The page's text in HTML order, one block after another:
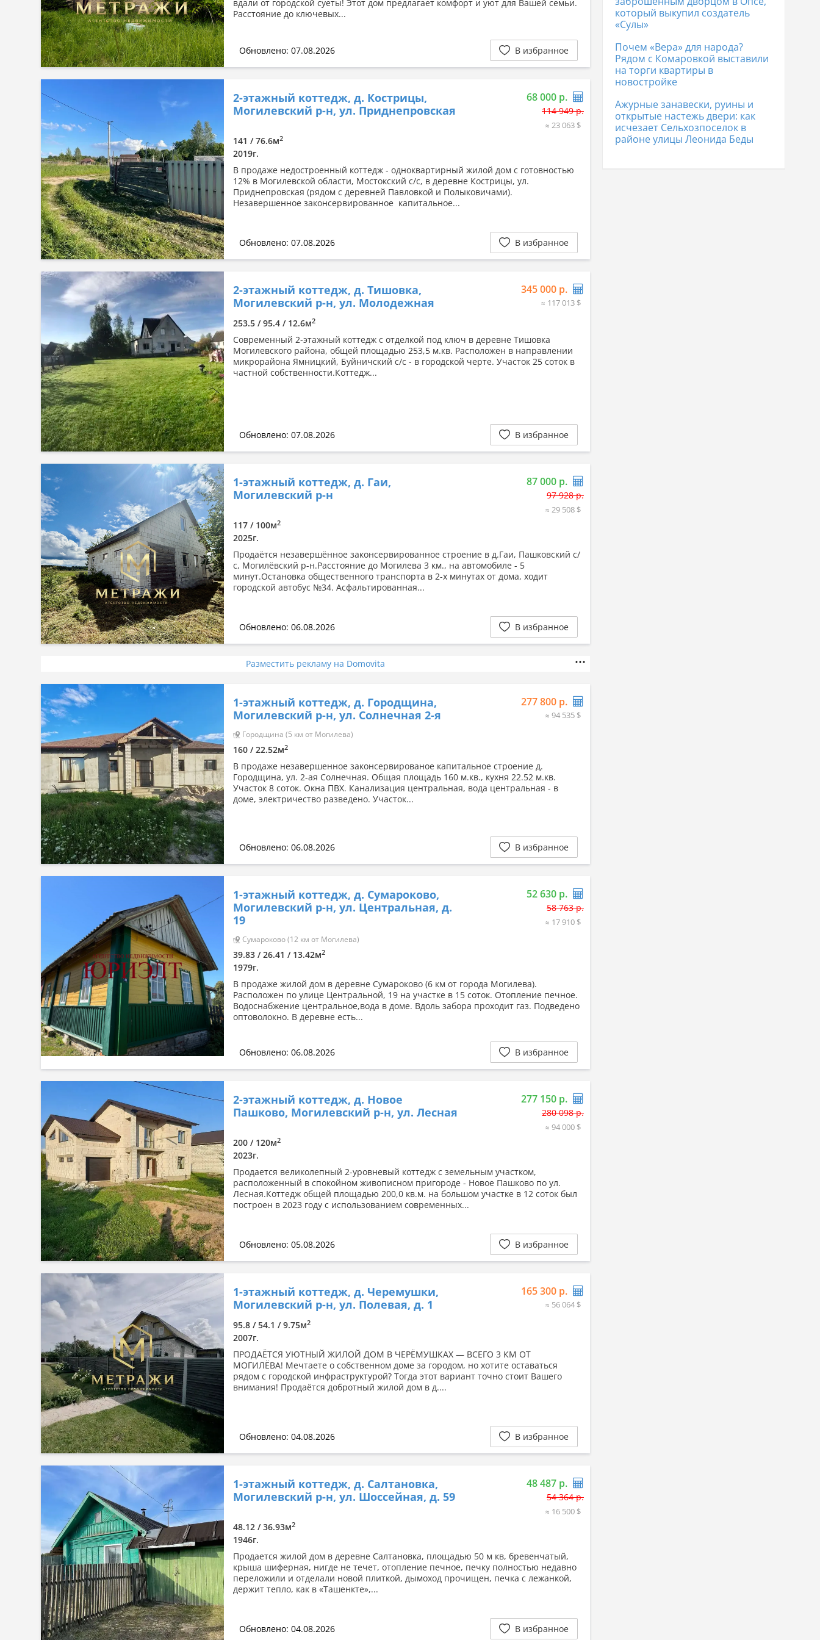
вдали от городской суеты! Этот дом предлагает комфорт и уют для Вашей семьи.
Расстояние до ключевых...
Обновлено: 07.08.2026 В избранное
2-этажный коттедж, д. Кострицы,
Могилевский р-н, ул. Приднепровская
68 000 р.
114 949 р.
≈ 23 063 $
141 / 76.6м2
2019г.
В продаже недостроенный коттедж - одноквартирный жилой дом с готовностью
12% в Могилевской области, Мостокский с/с, в деревне Кострицы, ул.
Приднепровская (рядом с деревней Павловкой и Полыковичами).
Незавершенное законсервированное капитальное...
Обновлено: 07.08.2026 В избранное
2-этажный коттедж, д. Тишовка,
Могилевский р-н, ул. Молодежная
345 000 р.
≈ 117 013 $
253.5 / 95.4 / 12.6м2
Современный 2-этажный коттедж с отделкой под ключ в деревне Тишовка
Могилевского района, общей площадью 253,5 м.кв. Расположен в направлении
микрорайона Ямницкий, Буйничский с/с - в городской черте. Участок 25 соток в
частной собственности.Коттедж...
Обновлено: 07.08.2026 В избранное
1-этажный коттедж, д. Гаи,
Могилевский р-н
87 000 р.
97 928 р.
≈ 29 508 $
117 / 100м2
2025г.
Продаётся незавершённое законсервированное строение в д.Гаи, Пашковский с/
с, Могилёвский р-н.Расстояние до Могилева 3 км., на автомобиле - 5
минут.Остановка общественного транспорта в 2-х минутах от дома, ходит
городской автобус №34. Асфальтированная...
Обновлено: 06.08.2026 В избранное
Разместить рекламу на Domovita
1-этажный коттедж, д. Городщина,
Могилевский р-н, ул. Солнечная 2-я
Городщина (5 км от Могилева)
277 800 р.
≈ 94 535 $
160 / 22.52м2
В продаже незавершенное законсервированое капитальное строение д.
Городщина, ул. 2-ая Солнечная. Общая площадь 160 м.кв., кухня 22.52 м.кв.
Участок 8 соток. Окна ПВХ. Канализация центральная, вода центральная - в
доме, электричество разведено. Участок...
Обновлено: 06.08.2026 В избранное
1-этажный коттедж, д. Сумароково,
Могилевский р-н, ул. Центральная, д.
19
Сумароково (12 км от Могилева)
52 630 р.
58 763 р.
≈ 17 910 $
39.83 / 26.41 / 13.42м2
1979г.
В продаже жилой дом в деревне Сумароково (6 км от города Могилева).
Расположен по улице Центральной, 19 на участке в 15 соток. Отопление печное.
Водоснабжение центральное,вода в доме. Вдоль забора проходит газ. Подведено
оптоволокно. В деревне есть...
Обновлено: 06.08.2026 В избранное
2-этажный коттедж, д. Новое
Пашково, Могилевский р-н, ул. Лесная
277 150 р.
280 098 р.
≈ 94 000 $
200 / 120м2
2023г.
Продается великолепный 2-уровневый коттедж с земельным участком,
расположенный в спокойном живописном пригороде - Новое Пашково по ул.
Лесная.Коттедж общей площадью 200,0 кв.м. на большом участке в 12 соток был
построен в 2023 году с использованием современных...
Обновлено: 05.08.2026 В избранное
1-этажный коттедж, д. Черемушки,
Могилевский р-н, ул. Полевая, д. 1
165 300 р.
≈ 56 064 $
95.8 / 54.1 / 9.75м2
2007г.
ПРОДАЁТСЯ УЮТНЫЙ ЖИЛОЙ ДОМ В ЧЕРЁМУШКАХ — ВСЕГО 3 КМ ОТ
МОГИЛЁВА! Мечтаете о собственном доме за городом, но хотите оставаться
рядом с городской инфраструктурой? Тогда этот вариант точно стоит Вашего
внимания! Продаётся добротный жилой дом в д....
Обновлено: 04.08.2026 В избранное
1-этажный коттедж, д. Салтановка,
Могилевский р-н, ул. Шоссейная, д. 59
48 487 р.
54 364 р.
≈ 16 500 $
48.12 / 36.93м2
1946г.
Продается жилой дом в деревне Салтановка, площадью 50 м кв, бревенчатый,
крыша шиферная, нигде не течет, отопление печное, печку полностью недавно
переложили и отделали новой плиткой, дымоход прочищен, печка с лежанкой,
держит тепло, как в «Ташенкте»,...
Обновлено: 04.08.2026 В избранное
который выкупил создатель
«Сулы»
Почем «Вера» для народа?
Рядом с Комаровкой выставили
на торги квартиры в
новостройке
Ажурные занавески, руины и
открытые настежь двери: как
исчезает Сельхозпоселок в
районе улицы Леонида Беды